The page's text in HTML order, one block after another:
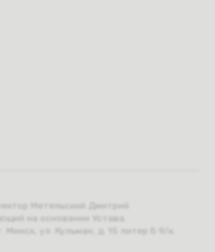
Метельский Дмитрий
на основании Устава.
Минск, ул. Кульман, д. 15 литер Б 9/к.